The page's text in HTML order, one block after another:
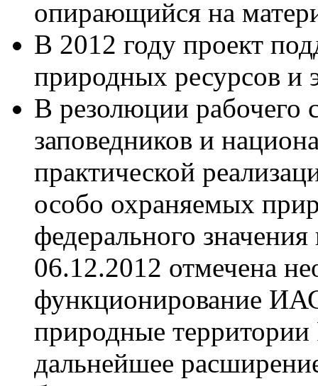
опирающийся на
В 2012 году проект
природных ресурсов и
В резолюции рабочего
заповедников и
практической
особо охраняемых
федерального
06.12.2012 отмечена
функционирование
природные
дальнейшее